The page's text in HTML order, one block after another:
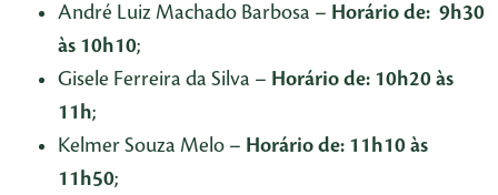
André Luiz Machado Barbosa – Horário de: 9h30
às 10h10;
Gisele Ferreira da Silva – Horário de: 10h20 às
11h;
Kelmer Souza Melo – Horário de: 11h10 às
11h50;